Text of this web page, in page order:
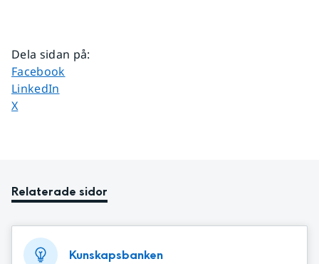
Dela sidan på:
Dela sidan på
Facebook
Dela sidan på
LinkedIn
Dela sidan på
X
Relaterade sidor
Kunskapsbanken